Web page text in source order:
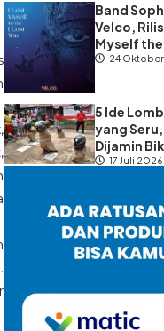
Band
Velco,
Myself the
24
5 Ide
yang
Dijamin
17 Juli 2026